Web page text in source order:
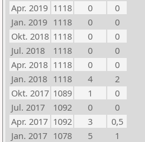
Apr. 2019 1118 0
0
Jan. 2019 1118 0
0
Okt. 2018 1118 0
0
Jul. 2018
1118 0
0
Apr. 2018 1118 0
0
Jan. 2018 1118 4
2
Okt. 2017 1089 1
0
Jul. 2017
1092 0
0
Apr. 2017 1092 3
0,5
Jan. 2017 1078 5
1